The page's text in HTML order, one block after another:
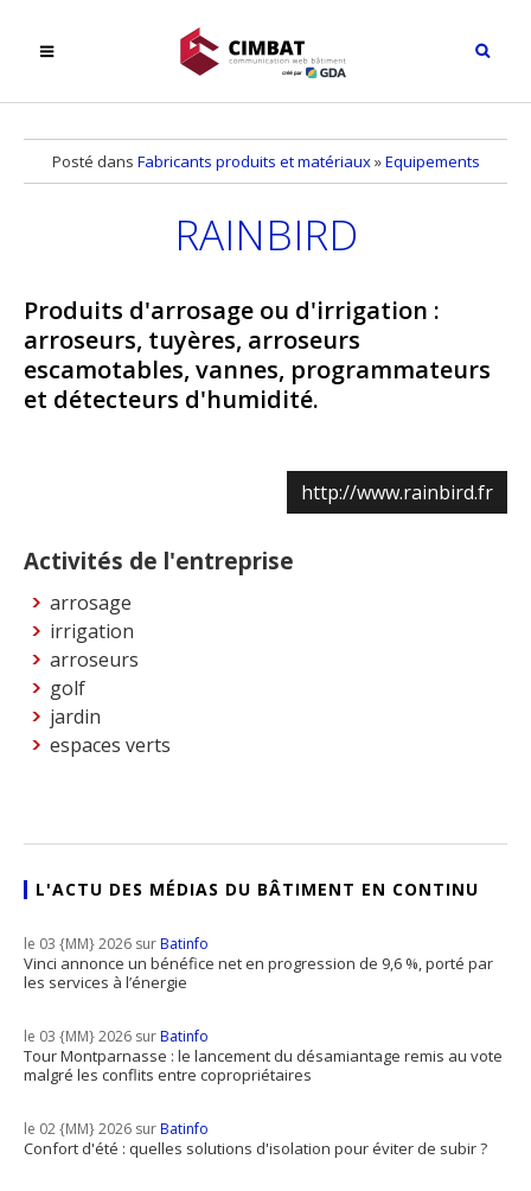
Posté dans Fabricants produits et matériaux»Equipements
RAINBIRD
Produits d'arrosage ou d'irrigation :
arroseurs, tuyères, arroseurs
escamotables, vannes, programmateurs
et détecteurs d'humidité.
http://www.rainbird.fr
Activités de l'entreprise
arrosage
irrigation
arroseurs
golf
jardin
espaces verts
L'ACTU DES MÉDIAS DU BÂTIMENT EN CONTINU
le 03 {MM} 2026 surBatinfo
Vinci annonce un bénéfice net en progression de 9,6 %, porté par
les services à l’énergie
le 03 {MM} 2026 surBatinfo
Tour Montparnasse : le lancement du désamiantage remis au vote
malgré les conflits entre copropriétaires
le 02 {MM} 2026 surBatinfo
Confort d'été : quelles solutions d'isolation pour éviter de subir ?